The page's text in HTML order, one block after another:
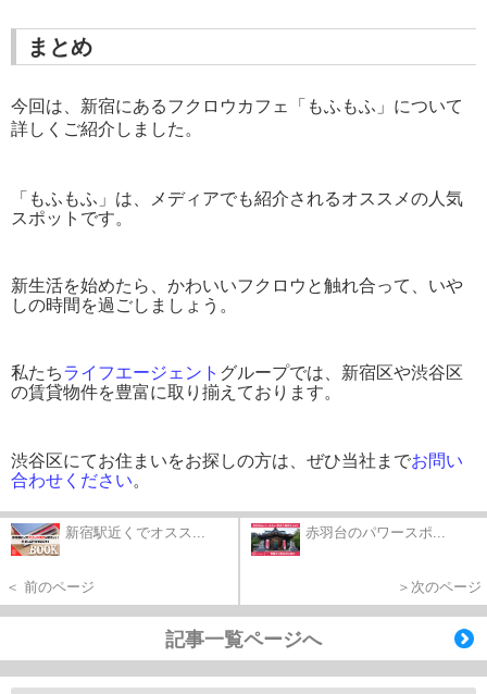
まとめ
今回は、新宿にあるフクロウカフェ「もふもふ」について
詳しくご紹介しました。
「もふもふ」は、メディアでも紹介されるオススメの人気
スポットです。
新生活を始めたら、かわいいフクロウと触れ合って、いや
しの時間を過ごしましょう。
私たちライフエージェント グループでは、新宿区や渋谷区
の賃貸物件を豊富に取り揃えております。
渋谷区にてお住まいをお探しの方は、ぜひ当社までお問い
合わせください。
新宿駅近くでオスス...
＜ 前のページ
赤羽台のパワースポ...
＞次のページ
記事一覧ページへ